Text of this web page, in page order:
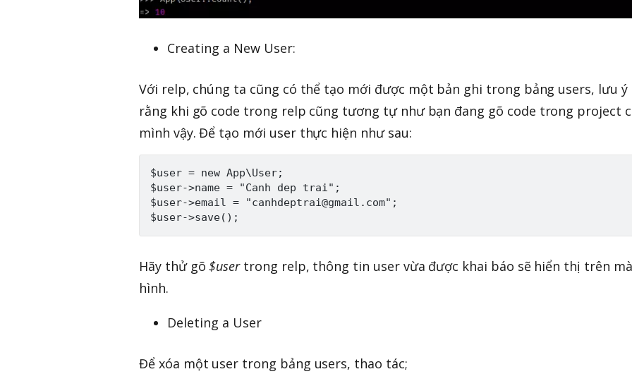
Creating a New User:
Với relp, chúng ta cũng có thể tạo mới được một bản ghi trong bảng users, lưu ý
rằng khi gõ code trong relp cũng tương tự như bạn đang gõ code trong project
mình vậy. Để tạo mới user thực hiện như sau:
$user = new App\User;
$user->name = "Canh dep trai";
$user->email = "canhdeptrai@gmail.com";
Hãy thử gõ$usertrong relp, thông tin user vừa được khai báo sẽ hiển thị trên
hình.
Deleting a User
Để xóa một user trong bảng users, thao tác;